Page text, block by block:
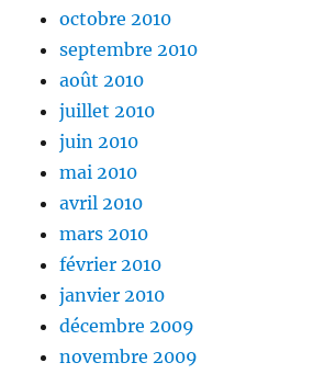
octobre 2010
septembre 2010
août 2010
juillet 2010
juin 2010
mai 2010
avril 2010
mars 2010
février 2010
janvier 2010
décembre 2009
novembre 2009